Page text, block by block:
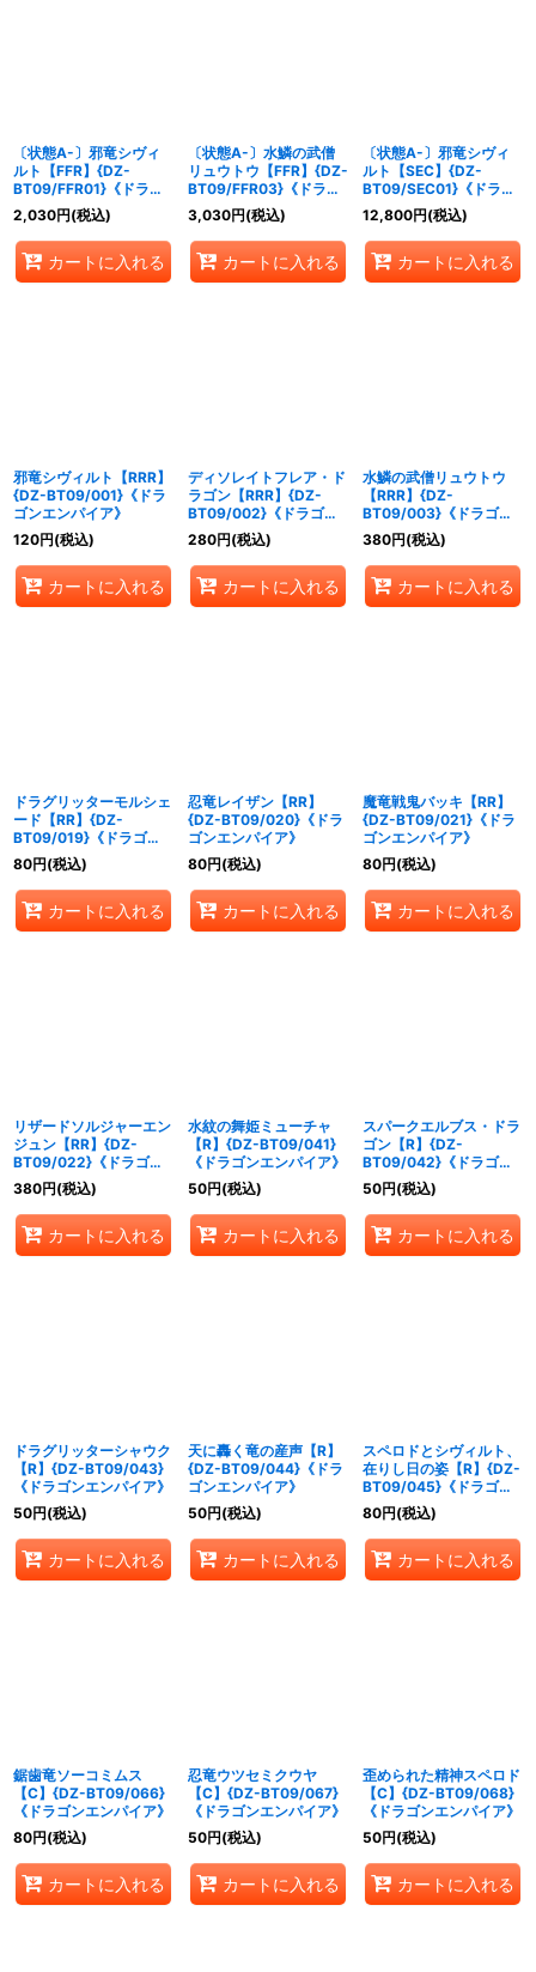
〔状態A-〕邪竜シヴィ
ルト【FFR】{DZ-
BT09/FFR01}《ドラゴ
ンエンパイア》
2,030円(税込)
カートに入れる
〔状態A-〕水鱗の武僧
リュウトウ【FFR】{DZ-
BT09/FFR03}《ドラゴ
ンエンパイア》
3,030円(税込)
カートに入れる
〔状態A-〕邪竜シヴィ
ルト【SEC】{DZ-
BT09/SEC01}《ドラゴ
ンエンパイア》
12,800円(税込)
カートに入れる
邪竜シヴィルト【RRR】
{DZ-BT09/001}《ドラ
ゴンエンパイア》
120円(税込)
カートに入れる
ディソレイトフレア・ド
ラゴン【RRR】{DZ-
BT09/002}《ドラゴン
エンパイア》
280円(税込)
カートに入れる
水鱗の武僧リュウトウ
【RRR】{DZ-
BT09/003}《ドラゴン
エンパイア》
380円(税込)
カートに入れる
ドラグリッターモルシェ
ード【RR】{DZ-
BT09/019}《ドラゴン
エンパイア》
80円(税込)
カートに入れる
忍竜レイザン【RR】
{DZ-BT09/020}《ドラ
ゴンエンパイア》
80円(税込)
カートに入れる
魔竜戦鬼バッキ【RR】
{DZ-BT09/021}《ドラ
ゴンエンパイア》
80円(税込)
カートに入れる
リザードソルジャーエン
ジュン【RR】{DZ-
BT09/022}《ドラゴン
エンパイア》
380円(税込)
カートに入れる
水紋の舞姫ミューチャ
【R】{DZ-BT09/041}
《ドラゴンエンパイア》
50円(税込)
カートに入れる
スパークエルブス・ドラ
ゴン【R】{DZ-
BT09/042}《ドラゴン
エンパイア》
50円(税込)
カートに入れる
ドラグリッターシャウク
【R】{DZ-BT09/043}
《ドラゴンエンパイア》
50円(税込)
カートに入れる
天に轟く竜の産声【R】
{DZ-BT09/044}《ドラ
ゴンエンパイア》
50円(税込)
カートに入れる
スペロドとシヴィルト、
在りし日の姿【R】{DZ-
BT09/045}《ドラゴン
エンパイア》
80円(税込)
カートに入れる
鋸歯竜ソーコミムス
【C】{DZ-BT09/066}
《ドラゴンエンパイア》
80円(税込)
カートに入れる
忍竜ウツセミクウヤ
【C】{DZ-BT09/067}
《ドラゴンエンパイア》
50円(税込)
カートに入れる
歪められた精神スペロド
【C】{DZ-BT09/068}
《ドラゴンエンパイア》
50円(税込)
カートに入れる